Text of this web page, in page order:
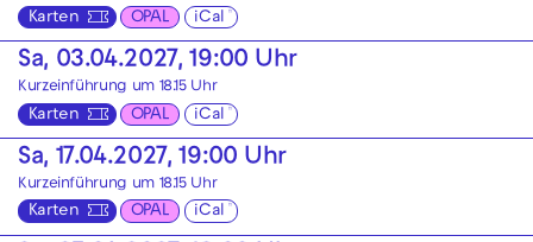
Karten OPAL iCal
Sa, 03.04.2027, 19:00 Uhr
Kurzeinführung um 18.15 Uhr
Karten OPAL iCal
Sa, 17.04.2027, 19:00 Uhr
Kurzeinführung um 18.15 Uhr
Karten OPAL iCal